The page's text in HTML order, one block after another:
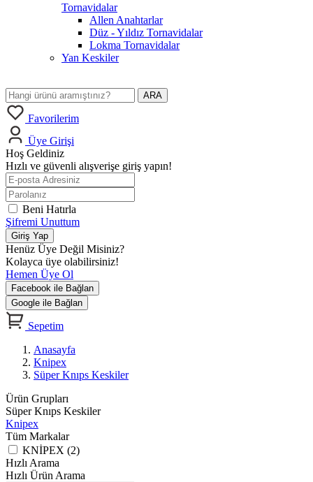
Tornavidalar
Allen Anahtarlar
Düz - Yıldız Tornavidalar
Lokma Tornavidalar
Yan Keskiler
ARA
Favorilerim
Üye Girişi
Hoş Geldiniz
Hızlı ve güvenli alışverişe giriş yapın!
Beni Hatırla
Şifremi Unuttum
Giriş Yap
Henüz Üye Değil Misiniz?
Kolayca üye olabilirsiniz!
Hemen Üye Ol
Facebook ile Bağlan
Google ile Bağlan
Sepetim
Anasayfa
Knipex
Süper Knıps Keskiler
Ürün Grupları
Süper Knıps Keskiler
Knipex
Tüm Markalar
KNİPEX (2)
Hızlı Arama
Hızlı Ürün Arama